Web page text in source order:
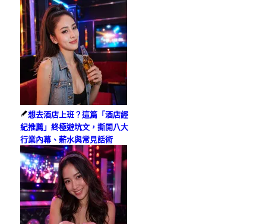
想去酒店上班？這篇「酒店經
紀推薦」終極避坑文，撕開八大
行業內幕、薪水與常見話術